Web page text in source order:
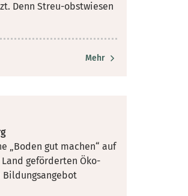
Denn Streu-obstwiesen
Mehr
„Boden gut machen“ auf
geförderten Öko-
Bildungsangebot